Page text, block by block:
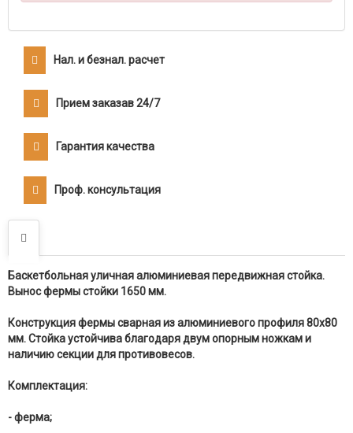
Нал. и безнал. расчет
Прием заказав 24/7
Гарантия качества
Проф. консультация
Баскетбольная уличная алюминиевая передвижная стойка.
Вынос фермы стойки 1650 мм.
Конструкция фермы сварная из алюминиевого профиля 80х80
мм. Стойка устойчива благодаря двум опорным ножкам и
наличию секции для противовесов.
Комплектация:
- ферма;